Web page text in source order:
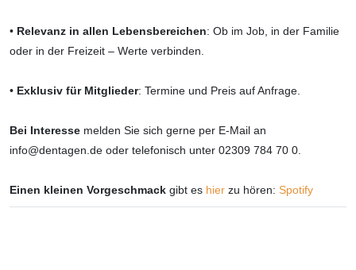
• Relevanz in allen Lebensbereichen: Ob im Job, in der Familie
oder in der Freizeit – Werte verbinden.
• Exklusiv für Mitglieder: Termine und Preis auf Anfrage.
Bei Interesse melden Sie sich gerne per E-Mail an
info@dentagen.de oder telefonisch unter 02309 784 70 0.
Einen kleinen Vorgeschmack gibt es hier zu hören: Spotify